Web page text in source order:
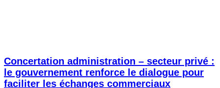
Concertation administration – secteur privé :
le gouvernement renforce le dialogue pour
faciliter les échanges commerciaux